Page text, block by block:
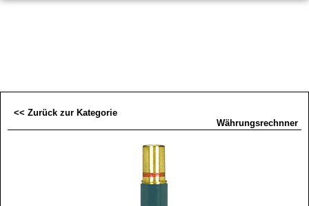
Währungsrechnner
<< Zurück zur Kategorie